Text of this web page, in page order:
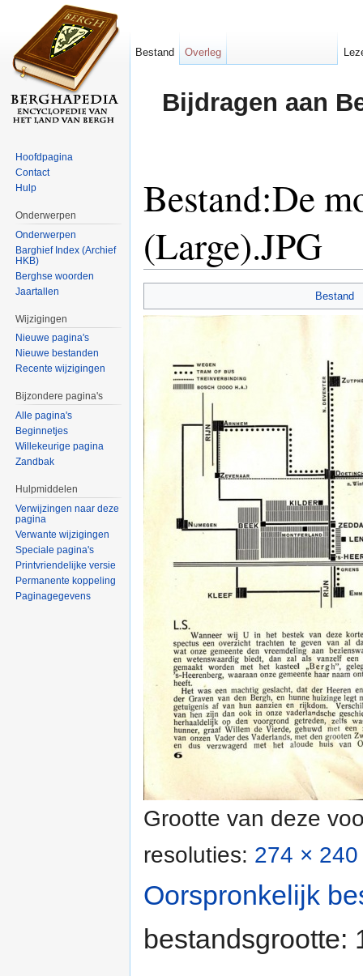
Bijdragen aan
Bestand:De
(Large).JPG
Bestand
Grootte van deze
resoluties: 274 ×
Oorspronkelijk
bestandsgrootte:
Bestand Overleg
Hoofdpagina
Contact
Hulp
Onderwerpen
Onderwerpen
Barghief Index (Archief
HKB)
Berghse woorden
Jaartallen
Wijzigingen
Nieuwe pagina's
Nieuwe bestanden
Recente wijzigingen
Bijzondere pagina's
Alle pagina's
Beginnetjes
Willekeurige pagina
Zandbak
Hulpmiddelen
Verwijzingen naar deze
pagina
Verwante wijzigingen
Speciale pagina's
Printvriendelijke versie
Permanente koppeling
Paginagegevens